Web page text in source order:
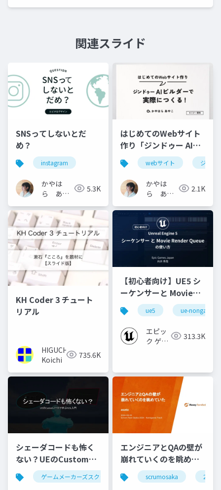
関連スライド
SNSってしないとだ
め？
instagram
かやは
ら あや
5.3K
はじめてのWebサイト
作り「ジンドゥー AIビ
ルダーで実際につく
る！」
webサイト ジンド
かやは
ら あや
2.1K
KH Coder 3 チュート
リアル
HIGUCHI
Koichi
735.6K
【初心者向け】UE5 シ
ーケンサーと Movie
Render Queue の使い
方【Cinematic Dive
2023】
ue5 ue-nongame
エピッ
ク ゲー
313.3K
シェーダコードも怖く
ない？UEのCustomノ
ードで学ぶHLSL入門
ゲームメーカーズスクランブル ゲーム制作 ue5
エンジニアとQAの壁が
崩れていくのを眺めて
いた #scrumosaka
scrumosaka 2024